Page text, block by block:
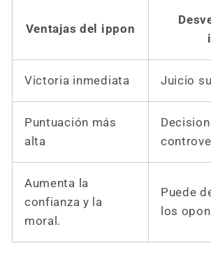
Ventajas del ippon
Victoria inmediata Juicio
Puntuación más
alta
Aumenta la
confianza y la
moral.
Puede
los